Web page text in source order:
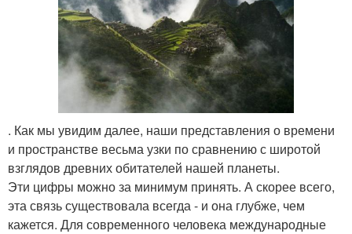
. Как мы увидим далее, наши представления о времени
и пространстве весьма узки по сравнению с широтой
взглядов древних обитателей нашей планеты.
Эти цифры можно за минимум принять. А скорее всего,
эта связь существовала всегда - и она глубже, чем
кажется. Для современного человека международные